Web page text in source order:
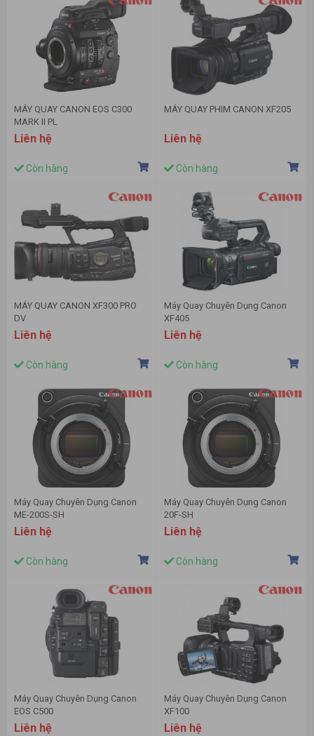
MÁY QUAY CANON EOS C300
MARK II PL
Liên hệ
Còn hàng
MÁY QUAY PHIM CANON XF205
Liên hệ
Còn hàng
MÁY QUAY CANON XF300 PRO
DV
Liên hệ
Còn hàng
Máy Quay Chuyên Dụng Canon
XF405
Liên hệ
Còn hàng
Máy Quay Chuyên Dụng Canon
ME-200S-SH
Liên hệ
Còn hàng
Máy Quay Chuyên Dụng Canon
20F-SH
Liên hệ
Còn hàng
Máy Quay Chuyên Dụng Canon
EOS C500
Liên hệ
Máy Quay Chuyên Dụng Canon
XF100
Liên hệ